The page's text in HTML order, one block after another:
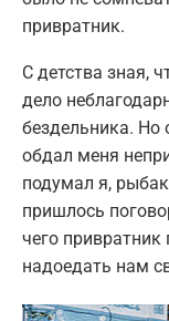
привратник.
С детства зная,
дело
бездельника.
обдал меня
подумал я,
пришлось
чего привратник
надоедать нам